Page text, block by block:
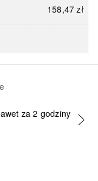
158,47 zł
za 2 godziny